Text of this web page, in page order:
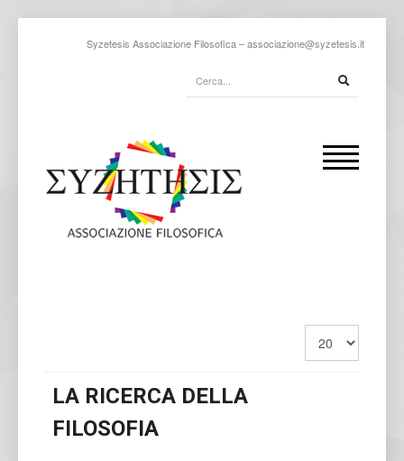
Syzetesis Associazione Filosofica –associazione@syzetesis.it
LA RICERCA DELLA
FILOSOFIA